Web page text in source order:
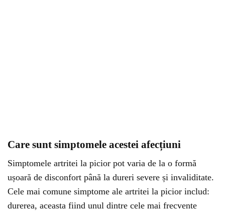
Care sunt simptomele acestei afecțiuni
Simptomele artritei la picior pot varia de la o formă
ușoară de disconfort până la dureri severe și invaliditate.
Cele mai comune simptome ale artritei la picior includ:
durerea, aceasta fiind unul dintre cele mai frecvente